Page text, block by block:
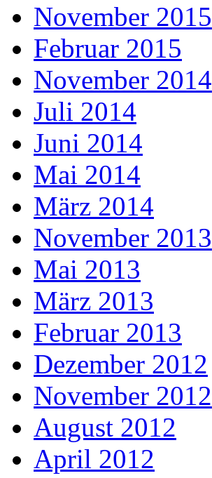
November 2015
Februar 2015
November 2014
Juli 2014
Juni 2014
Mai 2014
März 2014
November 2013
Mai 2013
März 2013
Februar 2013
Dezember 2012
November 2012
August 2012
April 2012